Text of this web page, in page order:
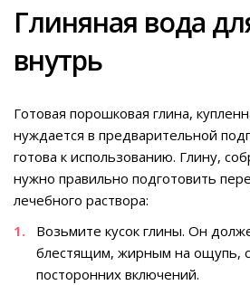
Глиняная вода
внутрь
Готовая порошковая глина,
нуждается в предварительной
готова к использованию. Глину,
нужно правильно подготовить
лечебного раствора:
Возьмите кусок глины. Он
блестящим, жирным на ощупь,
посторонних включений.